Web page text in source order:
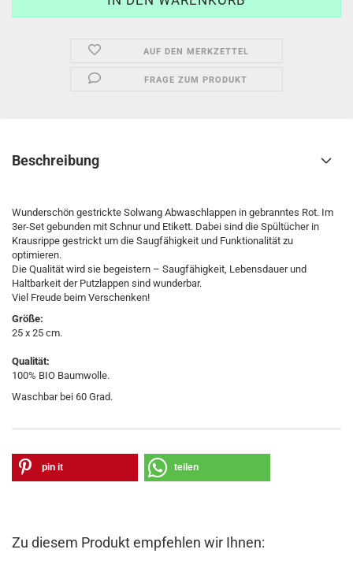
AUF DEN MERKZETTEL
FRAGE ZUM PRODUKT
Beschreibung
Wunderschön gestrickte Solwang Abwaschlappen in gebranntes Rot. Im
3er-Set gebunden mit Schnur und Etikett. Dabei sind die Spültücher in
Krausrippe gestrickt um die Saugfähigkeit und Funktionalität zu
optimieren.
Die Qualität wird sie begeistern – Saugfähigkeit, Lebensdauer und
Haltbarkeit der Putzlappen sind wunderbar.
Viel Freude beim Verschenken!
Größe:
25 x 25 cm.
Qualität:
100% BIO Baumwolle.
Waschbar bei 60 Grad.
pin it teilen
Zu diesem Produkt empfehlen wir Ihnen: